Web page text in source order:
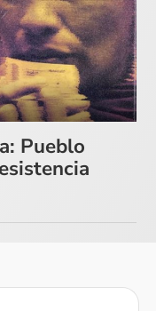
Pueblo